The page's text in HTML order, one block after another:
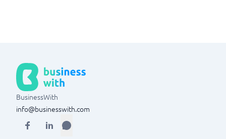
BusinessWith
info@businesswith.com